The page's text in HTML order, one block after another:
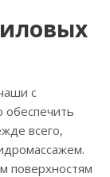
с
всего,
поверхностям